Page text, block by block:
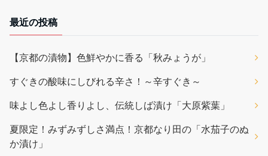
最近の投稿
【京都の漬物】色鮮やかに香る「秋みょうが」
すぐきの酸味にしびれる辛さ！～辛すぐき～
味よし色よし香りよし、伝統しば漬け「大原紫葉」
夏限定！みずみずしさ満点！京都なり田の「水茄子のぬ
か漬け」